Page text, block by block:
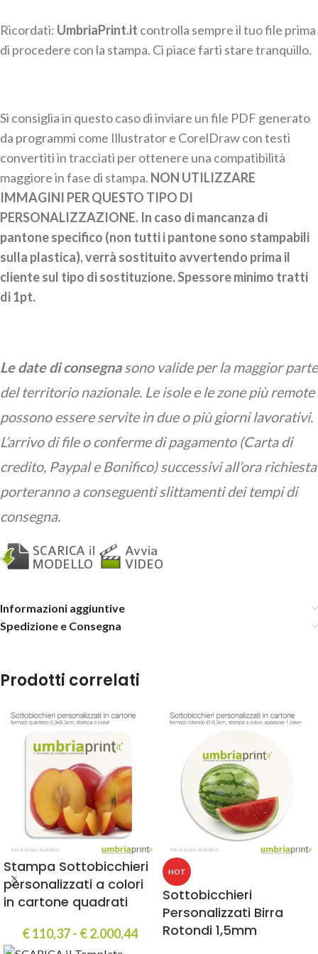
Ricordati: UmbriaPrint.it controlla sempre il tuo file prima
di procedere con la stampa. Ci piace farti stare tranquillo.
Si consiglia in questo caso di inviare un file PDF generato
da programmi come Illustrator e CorelDraw con testi
convertiti in tracciati per ottenere una compatibilità
maggiore in fase di stampa. NON UTILIZZARE
IMMAGINI PER QUESTO TIPO DI
PERSONALIZZAZIONE. In caso di mancanza di
pantone specifico (non tutti i pantone sono stampabili
sulla plastica), verrà sostituito avvertendo prima il
cliente sul tipo di sostituzione. Spessore minimo tratti
di 1pt.
Le date di consegnasono valide per la maggior parte
del territorio nazionale. Le isole e le zone più remote
possono essere servite in due o più giorni lavorativi.
L’arrivo di file o conferme di pagamento (Carta di
credito, Paypal e Bonifico) successivi all’ora richiesta
porteranno a conseguenti slittamenti dei tempi di
consegna.
Informazioni aggiuntive
Spedizione e Consegna
Prodotti correlati
Stampa Sottobicchieri
personalizzati a colori
in cartone quadrati
€110,37 - €2.000,44
HOT
Sottobicchieri
Personalizzati Birra
Rotondi 1,5mm